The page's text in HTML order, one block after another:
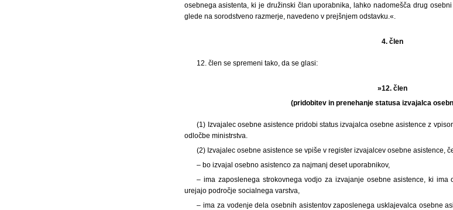
osebnega asistenta, ki je družinski član uporabnika, lahko nadomešča drug
glede na sorodstveno razmerje, navedeno v prejšnjem odstavku.«.
4. člen
12. člen se spremeni tako, da se glasi:
»12. člen
(pridobitev in prenehanje statusa izvajalca
(1) Izvajalec osebne asistence pridobi status izvajalca osebne asistence z
odločbe ministrstva.
(2) Izvajalec osebne asistence se vpiše v register izvajalcev osebne asistence,
– bo izvajal osebno asistenco za najmanj deset uporabnikov,
– ima zaposlenega strokovnega vodjo za izvajanje osebne asistence, ki
urejajo področje socialnega varstva,
– ima za vodenje dela osebnih asistentov zaposlenega usklajevalca osebne